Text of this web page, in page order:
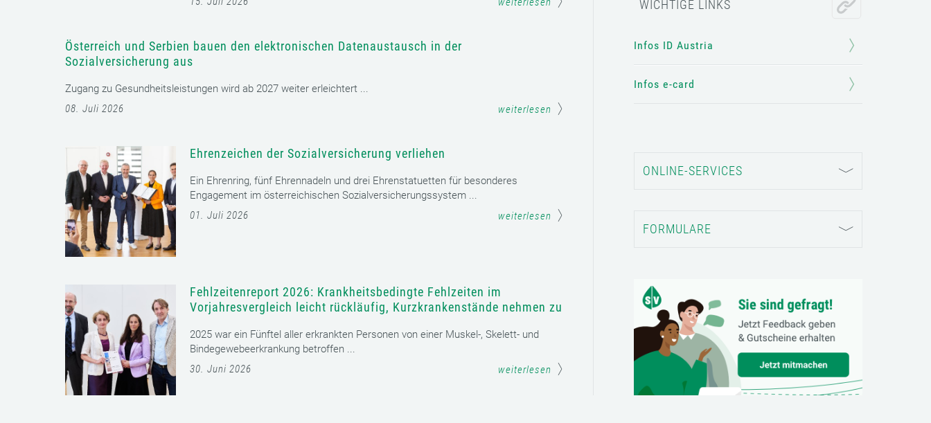
WICHTIGE LINKS
Infos ID Austria
Infos e-card
ONLINE-SERVICES
FORMULARE
Österreich und Serbien bauen den elektronischen Datenaustausch in der
Sozialversicherung aus
Zugang zu Gesundheitsleistungen wird ab 2027 weiter erleichtert ...
08. Juli 2026
weiterlesen
Ehrenzeichen der Sozialversicherung verliehen
Ein Ehrenring, fünf Ehrennadeln und drei Ehrenstatuetten für besonderes
Engagement im österreichischen Sozialversicherungssystem ...
01. Juli 2026
weiterlesen
Fehlzeitenreport 2026: Krankheitsbedingte Fehlzeiten im
Vorjahresvergleich leicht rückläufig, Kurzkrankenstände nehmen zu
2025 war ein Fünftel aller erkrankten Personen von einer Muskel-, Skelett- und
Bindegewebeerkrankung betroffen ...
30. Juni 2026
weiterlesen